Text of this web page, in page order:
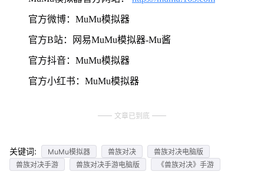
官方微博：MuMu模拟器
官方B站：网易MuMu模拟器-Mu酱
官方抖音：MuMu模拟器
官方小红书：MuMu模拟器
文章已到底
关键词: MuMu模拟器 兽族对决
兽族对决电脑版
兽族对决手游
兽族对决手游电脑版 《兽族对决》手游